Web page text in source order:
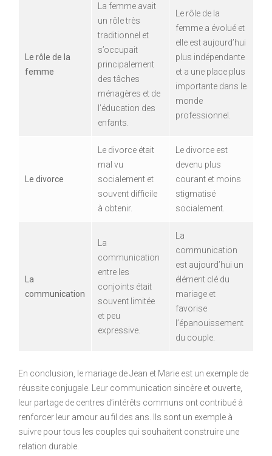
Le rôle de la
femme
La femme avait
un rôle très
traditionnel et
s’occupait
principalement
des tâches
ménagères et de
l’éducation des
enfants.
Le rôle de la
femme a évolué et
elle est aujourd’hui
plus indépendante
et a une place plus
importante dans le
monde
professionnel.
Le divorce
Le divorce était
mal vu
socialement et
souvent difficile
à obtenir.
Le divorce est
devenu plus
courant et moins
stigmatisé
socialement.
La
communication
La
communication
entre les
conjoints était
souvent limitée
et peu
expressive.
La
communication
est aujourd’hui un
élément clé du
mariage et
favorise
l’épanouissement
du couple.
En conclusion, le mariage de Jean et Marie est un exemple de
réussite conjugale. Leur communication sincère et ouverte,
leur partage de centres d’intérêts communs ont contribué à
renforcer leur amour au fil des ans. Ils sont un exemple à
suivre pour tous les couples qui souhaitent construire une
relation durable.